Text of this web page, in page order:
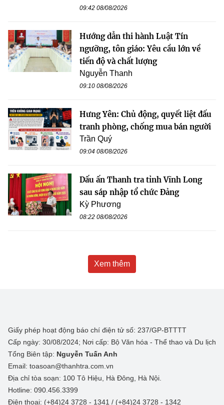
09:42 08/08/2026
Hướng dẫn thi hành Luật Tín
ngưỡng, tôn giáo: Yêu cầu lớn về
tiến độ và chất lượng
Nguyễn Thanh
09:10 08/08/2026
Hưng Yên: Chủ động, quyết liệt đấu
tranh phòng, chống mua bán người
Trần Quý
09:04 08/08/2026
Dấu ấn Thanh tra tỉnh Vĩnh Long
sau sáp nhập tổ chức Đảng
Kỳ Phương
08:22 08/08/2026
Xem thêm
Giấy phép hoạt động báo chí điện tử số: 237/GP-BTTTT
Cấp ngày: 30/08/2024; Nơi cấp: Bộ Văn hóa - Thể thao và Du lịch
Tổng Biên tập: Nguyễn Tuấn Anh
Email: toasoan@thanhtra.com.vn
Địa chỉ tòa soạn: 100 Tô Hiệu, Hà Đông, Hà Nội.
Hotline: 090.456.3399
Điện thoại: (+84)24 3728 - 1341 / (+84)24 3728 - 1342